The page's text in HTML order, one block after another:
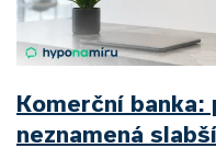
Komerční banka:
neznamená